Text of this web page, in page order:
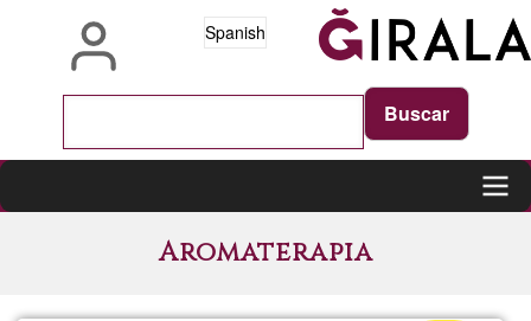
Spanish
navigation
Aromaterapia